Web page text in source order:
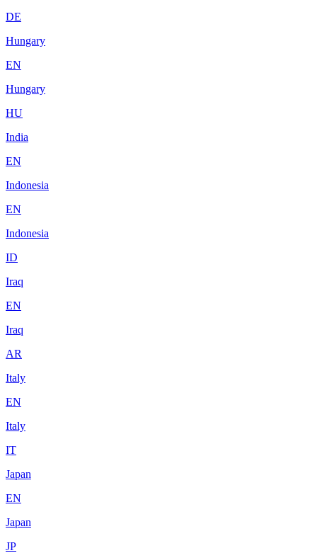
DE
Hungary
EN
Hungary
HU
India
EN
Indonesia
EN
Indonesia
ID
Iraq
EN
Iraq
AR
Italy
EN
Italy
IT
Japan
EN
Japan
JP